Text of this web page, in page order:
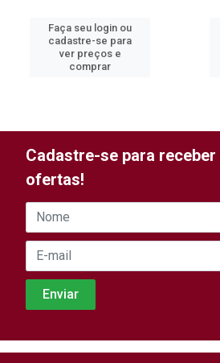
Faça seu login ou
cadastre-se para
ver preços e
comprar
Cadastre-se para
ofertas!